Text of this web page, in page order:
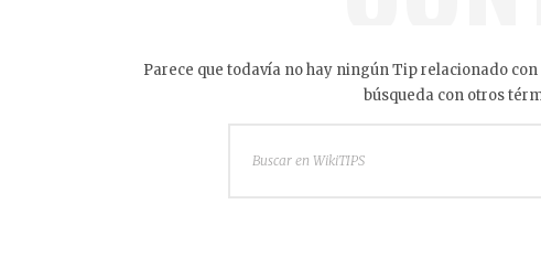
Parece que todavía no hay ningún Tip relacionado
búsqueda con otros